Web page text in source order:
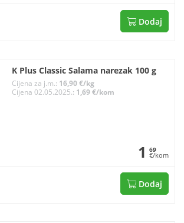
Dodaj
K Plus Classic Salama narezak 100 g
Cijena za j.m.: 16,90 €/kg
Cijena 02.05.2025.: 1,69 €/kom
1 69
€/kom
Dodaj